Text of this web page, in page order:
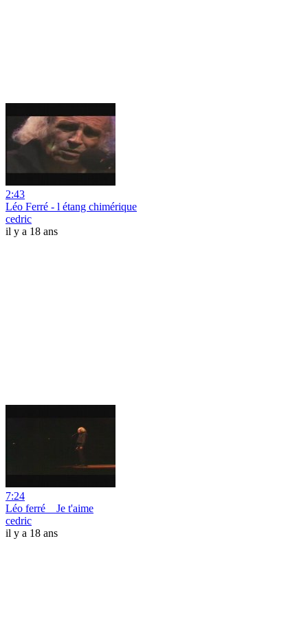
2:43
Léo Ferré - l étang chimérique
cedric
il y a 18 ans
7:24
Léo ferré _ Je t'aime
cedric
il y a 18 ans